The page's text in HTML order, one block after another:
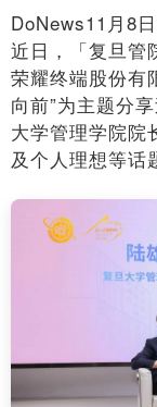
DoNews11月8
近日，「复旦管
荣耀终端股份有
向前”为主题分
大学管理学院院
及个人理想等话